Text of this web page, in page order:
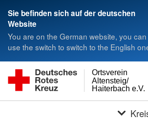
Sie befinden sich auf der deutschen
Website
You are on the German website, you can
use the switch to switch to the English
Haiterbach e.V.
Altensteig/
Ortsverein